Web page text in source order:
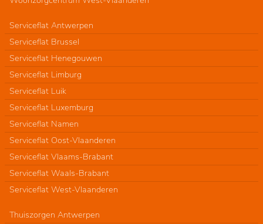
Serviceflat Antwerpen
Serviceflat Brussel
Serviceflat Henegouwen
Serviceflat Limburg
Serviceflat Luik
Serviceflat Luxemburg
Serviceflat Namen
Serviceflat Oost-Vlaanderen
Serviceflat Vlaams-Brabant
Serviceflat Waals-Brabant
Serviceflat West-Vlaanderen
Thuiszorgen Antwerpen